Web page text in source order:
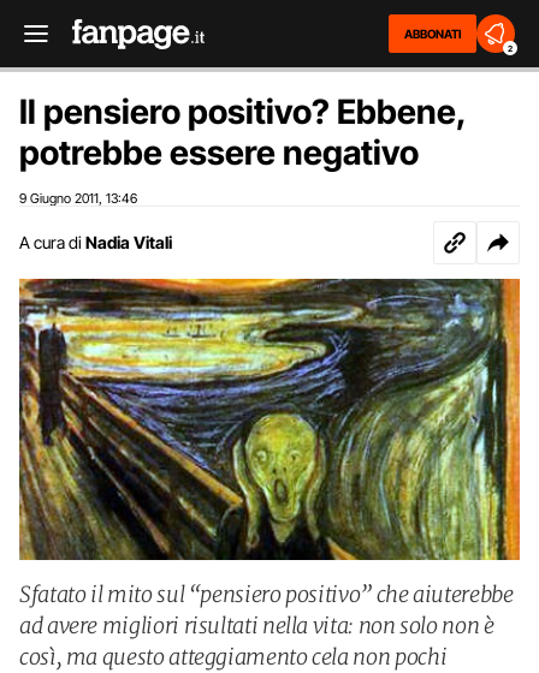
ABBONATI
2
Il pensiero positivo? Ebbene,
potrebbe essere negativo
9 Giugno 2011 13:46
A cura di Nadia Vitali
Sfatato il mito sul “pensiero positivo” che aiuterebbe
ad avere migliori risultati nella vita: non solo non è
così, ma questo atteggiamento cela non pochi